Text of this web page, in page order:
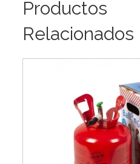
Productos
Relacionados